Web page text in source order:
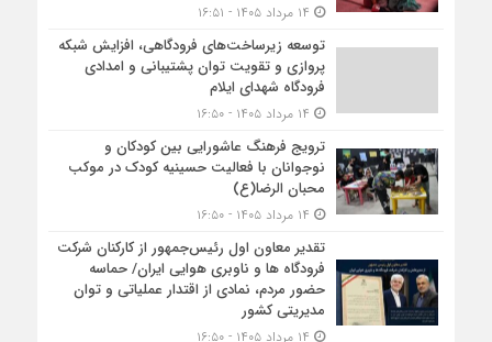
توسعه زیرساخت‌های فرودگاهی، افزایش شبکه
پروازی و تقویت توان پشتیبانی و امدادی
فرودگاه شهدای ایلام
ترویج فرهنگ عاشورایی بین کودکان و
نوجوانان با فعالیت حسینیه کودک در موکب
محبان الرضا(ع)
تقدیر معاون اول رئیس‌جمهور از کارکنان شرکت
فرودگاه ها و ناوبری هوایی ایران/ حماسه
حضور مردم، نمادی از اقتدار عملیاتی و توان
مدیریتی کشور